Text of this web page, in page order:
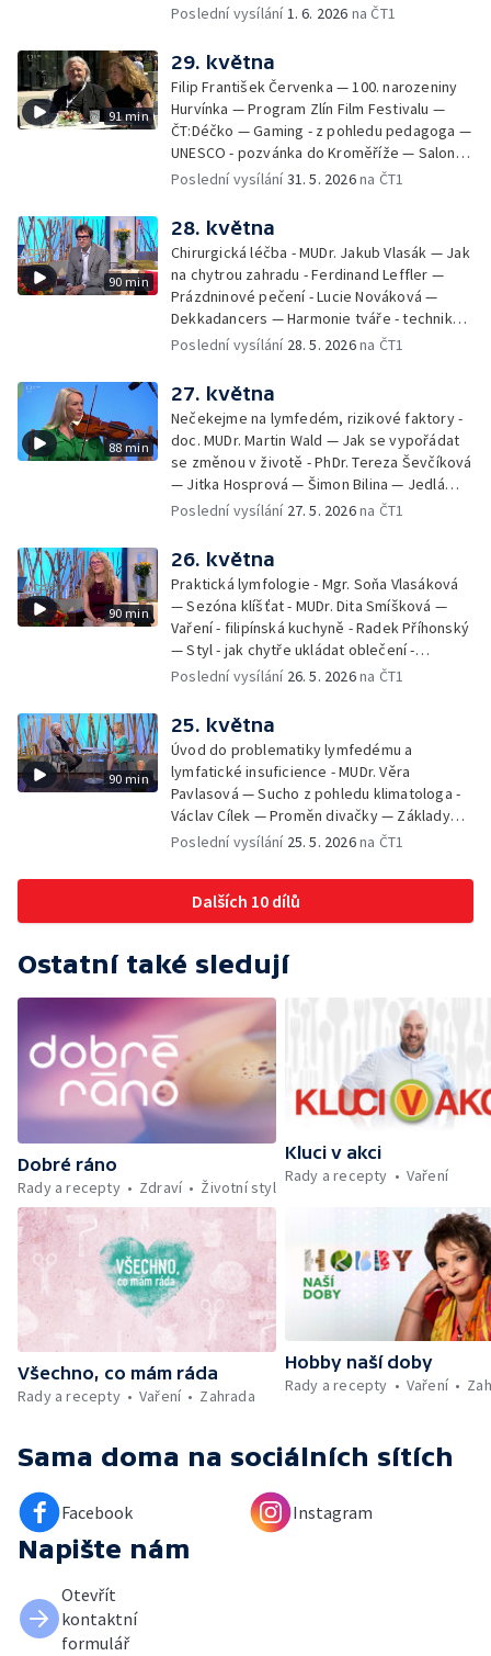
Michalová — Černé ovce — Změny v
v Českém ráji - Tomáš Jeřábek, Magdalena
Borová, Eva Váchová
Poslední vysílání1. 6. 2026 na ČT1
91 min
29. května
Filip František Červenka — 100. narozeniny
Hurvínka — Program Zlín Film Festivalu —
ČT:Déčko — Gaming - z pohledu pedagoga —
UNESCO - pozvánka do Kroměříže — Salon
filmových klapek
Poslední vysílání31. 5. 2026na ČT1
90 min
28. května
Chirurgická léčba - MUDr. Jakub Vlasák — Jak
na chytrou zahradu - Ferdinand Leffler —
Prázdninové pečení - Lucie Nováková —
Dekkadancers — Harmonie tváře - techniky
přírodního omlazení - Martina Kavecká —
Petr Bednařík — Počasí s Michalem Žákem
Poslední vysílání 28. 5. 2026na ČT1
88 min
27. května
Nečekejme na lymfedém, rizikové faktory -
doc. MUDr. Martin Wald — Jak se vypořádat
se změnou v životě - PhDr. Tereza Ševčíková
— Jitka Hosprová — Šimon Bilina — Jedlá
zahrada - Petra Matějková — Kulturní tipy
Poslední vysílání 27. 5. 2026na ČT1
90 min
26. května
Praktická lymfologie - Mgr. Soňa Vlasáková
— Sezóna klíšťat - MUDr. Dita Smíšková —
Vaření - filipínská kuchyně - Radek Příhonský
— Styl - jak chytře ukládat oblečení -
Veronika Slaninová — Běháme s dětmi - jak
Schneiderová — Colours of Ostrava - Filip
Košťálek a Jan Vojtko — Tajemství křišťálové
planety - Jan Maxián, Petr Horák a Adélka
Hesová — Český svaz ochránců přírody - Eva
Šrailová
Poslední vysílání 26. 5. 2026na ČT1
90 min
25. května
Úvod do problematiky lymfedému a
lymfatické insuficience - MUDr. Věra
Pavlasová — Sucho z pohledu klimatologa -
Václav Cílek — Proměn divačky — Základy
bezpečnosti dětí na inline bruslích - Petr
Zooterapie - praktické využití - Linda
Tinková — Pražské jaro - Klára Boudalová,
Marko Ivanović
Poslední vysílání 25. 5. 2026na ČT1
Dalších 10 dílů
Ostatní také sledují
Dobré ráno
Rady a recepty
Zdraví Životní styl
Kluci v akci
Rady a recepty
Vaření
Všechno, co mám ráda
Rady a recepty
Vaření Zahrada
Hobby naší doby
Rady a recepty
Vaření
Sama doma na sociálních sítích
Facebook Instagram
Napište nám
Otevřít
kontaktní
formulář